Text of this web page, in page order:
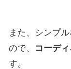
また、シンプ
ので、
コーデ
す。